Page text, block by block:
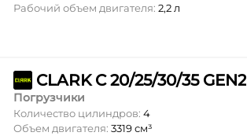
Рабочий объем двигателя: 2,2 л
CLARK C 20/25/30/35 GEN2
Погрузчики
Количество цилиндров: 4
Объем двигателя: 3319 см³